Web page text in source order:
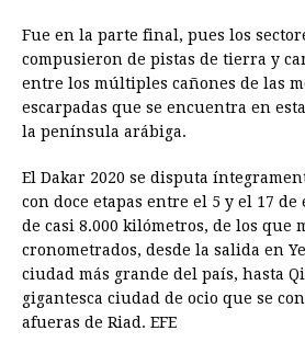
Fue en la parte final, pues los
compusieron de pistas de tierra y
entre los múltiples cañones de las
escarpadas que se encuentra en
la península arábiga.
El Dakar 2020 se disputa
con doce etapas entre el 5 y el 17
de casi 8.000 kilómetros, de los que
cronometrados, desde la salida en
ciudad más grande del país, hasta
gigantesca ciudad de ocio que se
afueras de Riad. EFE